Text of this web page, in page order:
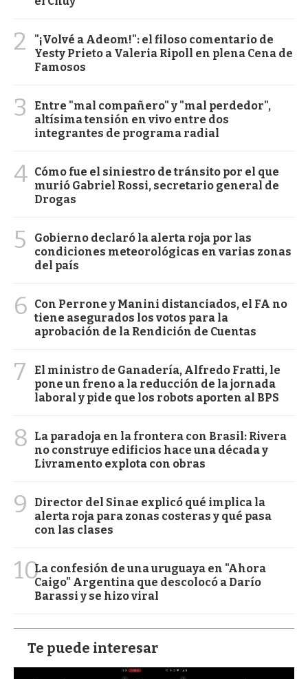
2
"¡Volvé a Adeom!": el filoso comentario de
Yesty Prieto a Valeria Ripoll en plena Cena de
Famosos
3
Entre "mal compañero" y "mal perdedor",
altísima tensión en vivo entre dos
integrantes de programa radial
4 Cómo fue el siniestro de tránsito por el que
murió Gabriel Rossi, secretario general de
Drogas
5
Gobierno declaró la alerta roja por las
condiciones meteorológicas en varias zonas
del país
6
Con Perrone y Manini distanciados, el FA no
tiene asegurados los votos para la
aprobación de la Rendición de Cuentas
7
El ministro de Ganadería, Alfredo Fratti, le
pone un freno a la reducción de la jornada
laboral y pide que los robots aporten al BPS
8
La paradoja en la frontera con Brasil: Rivera
no construye edificios hace una década y
Livramento explota con obras
9
Director del Sinae explicó qué implica la
alerta roja para zonas costeras y qué pasa
con las clases
10La confesión de una uruguaya en "Ahora
Caigo" Argentina que descolocó a Darío
Barassi y se hizo viral
Te puede interesar